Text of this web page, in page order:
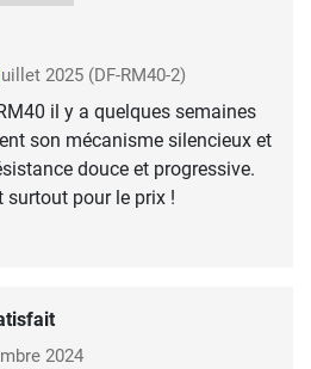
2025 (DF-RM40-2)
il y a quelques semaines
son mécanisme silencieux et
douce et progressive.
surtout pour le prix !
2024